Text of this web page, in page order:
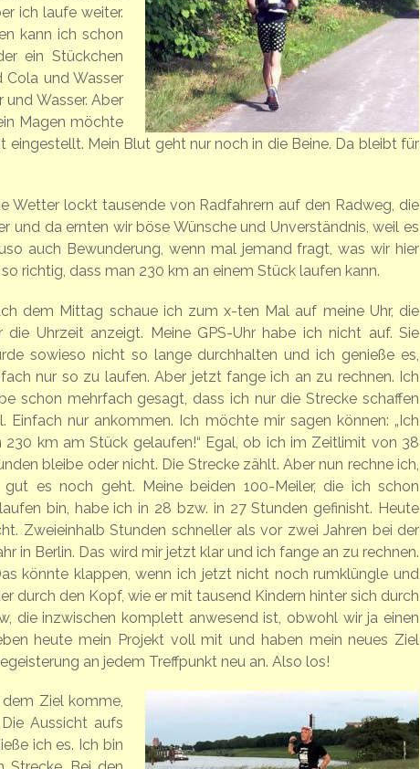
ich laufe weiter.
kann ich schon
ein Stückchen
Cola und Wasser
und Wasser. Aber
Magen möchte
eingestellt. Mein Blut geht nur noch in die Beine. Da bleibt für
Wetter lockt tausende von Radfahrern auf den Radweg, die
und da ernten wir böse Wünsche und Unverständnis, weil es
auch Bewunderung, wenn mal jemand fragt, was wir hier
richtig, dass man 230 km an einem Stück laufen kann.
dem Mittag schaue ich zum x-ten Mal auf meine Uhr, die
die Uhrzeit anzeigt. Meine GPS-Uhr habe ich nicht auf. Sie
sowieso nicht so lange durchhalten und ich genieße es,
nur so zu laufen. Aber jetzt fange ich an zu rechnen. Ich
schon mehrfach gesagt, dass ich nur die Strecke schaffen
Einfach nur ankommen. Ich möchte mir sagen können: „Ich
230 km am Stück gelaufen!“ Egal, ob ich im Zeitlimit von 38
bleibe oder nicht. Die Strecke zählt. Aber nun rechne ich,
gut es noch geht. Meine beiden 100-Meiler, die ich schon
bin, habe ich in 28 bzw. in 27 Stunden gefinisht. Heute
Zweieinhalb Stunden schneller als vor zwei Jahren bei der
in Berlin. Das wird mir jetzt klar und ich fange an zu rechnen.
könnte klappen, wenn ich jetzt nicht noch rumklüngle und
durch den Kopf, wie er mit tausend Kindern hinter sich durch
die inzwischen komplett anwesend ist, obwohl wir ja einen
heute mein Projekt voll mit und haben mein neues Ziel
an jedem Treffpunkt neu an. Also los!
dem Ziel komme,
Aussicht aufs
ich es. Ich bin